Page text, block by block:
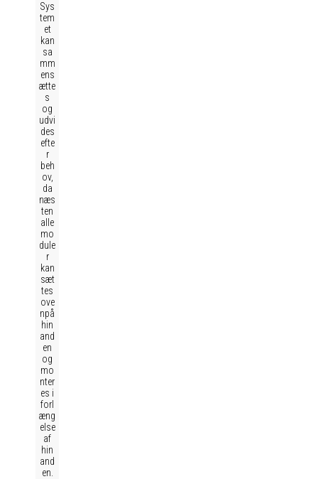
Sys
tem
et
kan
sa
mm
ens
ætte
s
og
udvi
des
efte
r
beh
ov,
da
næs
ten
alle
mo
dule
r
kan
sæt
tes
ove
npå
hin
and
en
og
mo
nter
es i
forl
æng
else
af
hin
and
en.